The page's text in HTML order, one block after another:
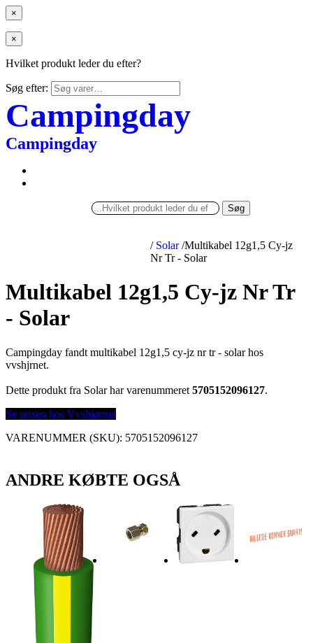
×
×
Hvilket produkt leder du efter?
Søg efter:
Campingday
Campingday
Søg
/ Solar /Multikabel 12g1,5 Cy-jz
Nr Tr - Solar
Multikabel 12g1,5 Cy-jz Nr Tr
- Solar
Campingday fandt multikabel 12g1,5 cy-jz nr tr - solar hos
vvshjrnet.
Dette produkt fra Solar har varenummeret 5705152096127.
Se prisen hos Vvshjørnet
VARENUMMER (SKU): 5705152096127
ANDRE KØBTE OGSÅ